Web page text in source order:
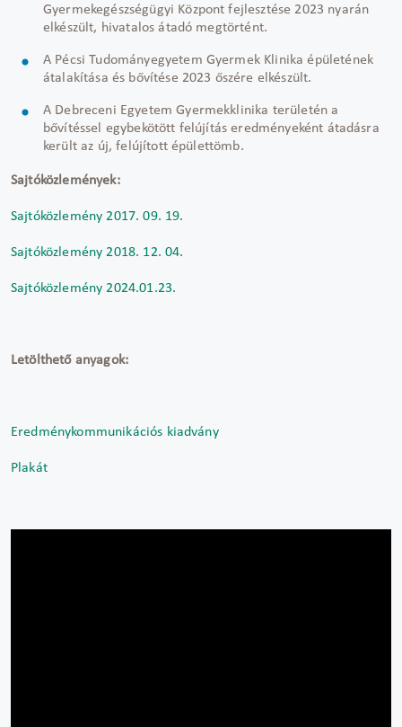
Gyermekegészségügyi Központ fejlesztése 2023 nyarán
elkészült, hivatalos átadó megtörtént.
A Pécsi Tudományegyetem Gyermek Klinika épületének
átalakítása és bővítése 2023 őszére elkészült.
A Debreceni Egyetem Gyermekklinika területén a
bővítéssel egybekötött felújítás eredményeként átadásra
került az új, felújított épülettömb.
Sajtóközlemények:
Sajtóközlemény 2017. 09. 19.
Sajtóközlemény 2018. 12. 04.
Sajtóközlemény 2024.01.23.
Letölthető anyagok:
Eredménykommunikációs kiadvány
Plakát